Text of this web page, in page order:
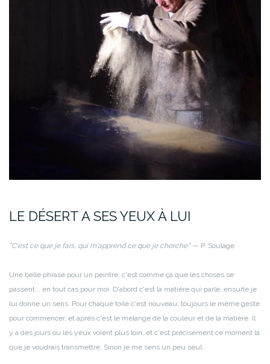
LE DÉSERT A SES YEUX À LUI
"C'est ce que je fais, qui m'apprend ce que je cherche."— P. Soulage
Une belle phrase pour un peintre, c'est comme ça que les choses se
passent... en tout cas pour moi. D'abord c'est la matière qui parle, ensuite je
lui donne un sens. Pour chaque toile c'est nouveau, toujours le même geste
pour commencer, et aprés c'est le mélange de la couleur et de la matière. Il
y a des jours ou les yeux voient plus loin, et c'est précisément ce moment la
que je voudrais transmettre. Sinon je me sens un peu seul.